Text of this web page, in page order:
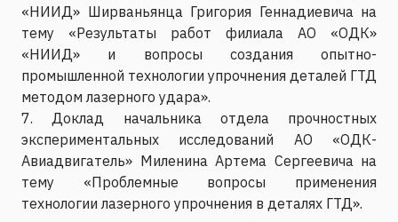
«НИИД» Ширваньянца Григория Геннадиевича на
тему «Результаты работ филиала АО «ОДК»
«НИИД» и вопросы создания опытно-
промышленной технологии упрочнения деталей ГТД
методом лазерного удара».
7. Доклад начальника отдела прочностных
экспериментальных исследований АО «ОДК-
Авиадвигатель» Миленина Артема Сергеевича на
тему «Проблемные вопросы применения
технологии лазерного упрочнения в деталях ГТД».